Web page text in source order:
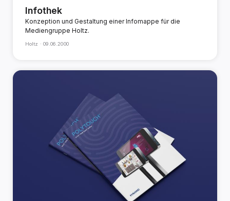
Infothek
Konzeption und Gestaltung einer Infomappe für die
Mediengruppe Holtz.
Holtz · 09.06.2000